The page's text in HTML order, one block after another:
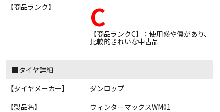
【商品ランク】 C
【商品ランクC】：使用感や傷があり、
比較的きれいな中古品
■タイヤ詳細
【タイヤメーカー】
ダンロップ
【製品名】
ウィンターマックスWM01